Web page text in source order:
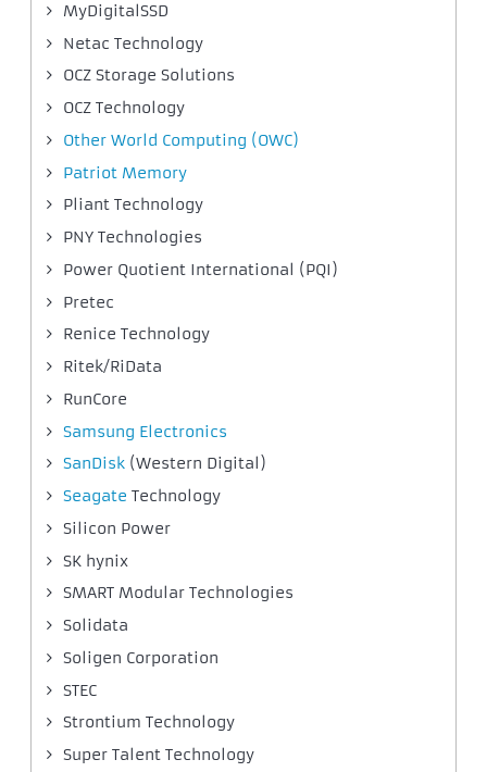
MyDigitalSSD
Netac Technology
OCZ Storage Solutions
OCZ Technology
Other World Computing (OWC)
Patriot Memory
Pliant Technology
PNY Technologies
Power Quotient International (PQI)
Pretec
Renice Technology
Ritek/RiData
RunCore
Samsung Electronics
SanDisk (Western Digital)
Seagate Technology
Silicon Power
SK hynix
SMART Modular Technologies
Solidata
Soligen Corporation
STEC
Strontium Technology
Super Talent Technology